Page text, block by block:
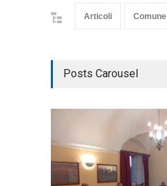
Articoli Comune
Posts Carousel